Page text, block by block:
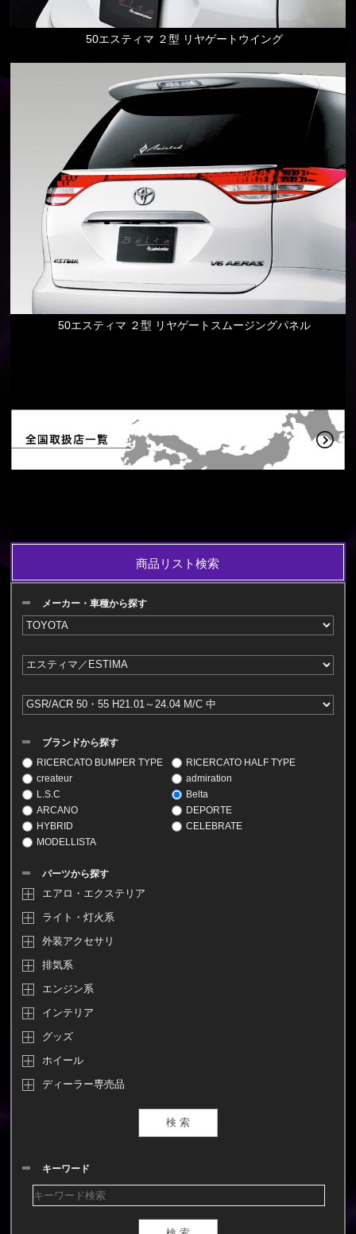
50エスティマ ２型 リヤゲートウイング
50エスティマ ２型 リヤゲートスムージングパネル
商品リスト検索
メーカー・車種から探す
ブランドから探す
RICERCATO BUMPER TYPE
RICERCATO HALF TYPE
createur
admiration
L.S.C
Belta
ARCANO
DEPORTE
HYBRID
CELEBRATE
MODELLISTA
パーツから探す
エアロ・エクステリア
ライト・灯火系
外装アクセサリ
排気系
エンジン系
インテリア
グッズ
ホイール
ディーラー専売品
キーワード